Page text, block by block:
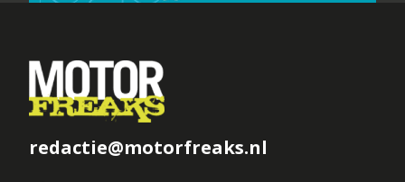
redactie@motorfreaks.nl